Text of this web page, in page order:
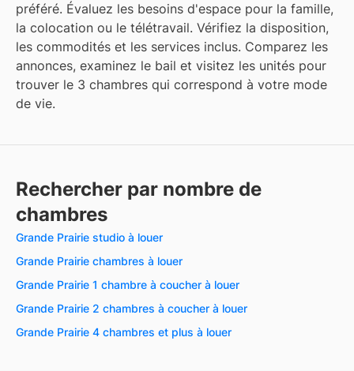
préféré. Évaluez les besoins d'espace pour la famille,
la colocation ou le télétravail. Vérifiez la disposition,
les commodités et les services inclus. Comparez les
annonces, examinez le bail et visitez les unités pour
trouver le 3 chambres qui correspond à votre mode
de vie.
Rechercher par nombre de
chambres
Grande Prairie studio à louer
Grande Prairie chambres à louer
Grande Prairie 1 chambre à coucher à louer
Grande Prairie 2 chambres à coucher à louer
Grande Prairie 4 chambres et plus à louer